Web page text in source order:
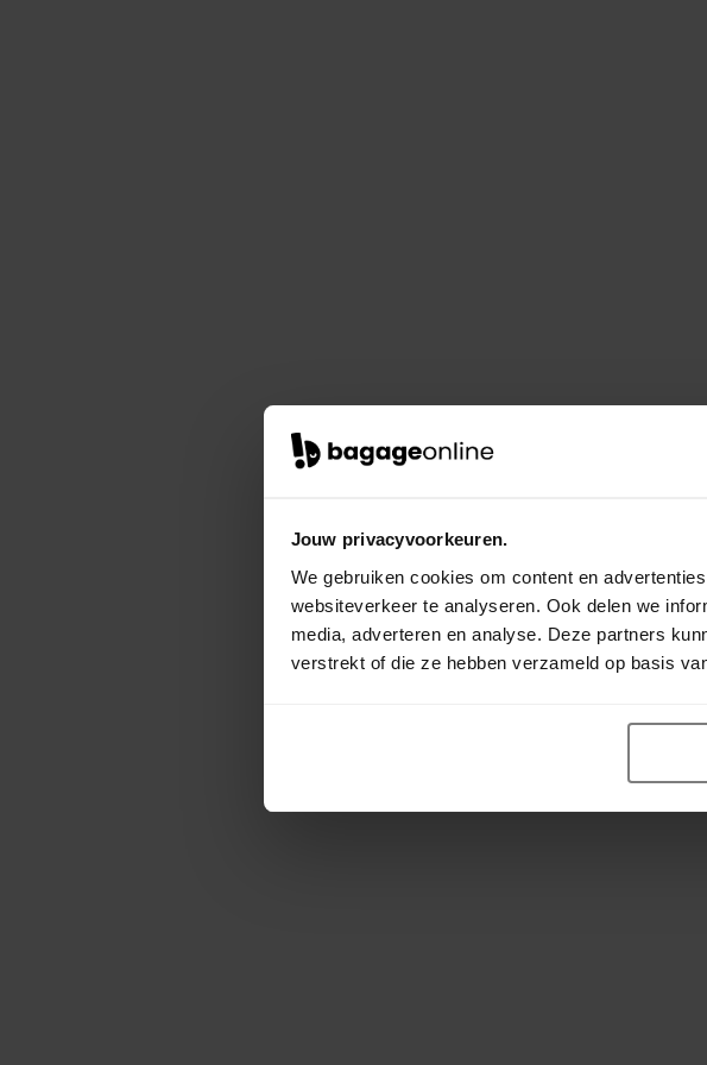
Jouw privacyvoorkeuren.
We gebruiken cookies om content en
websiteverkeer te analyseren. Ook delen we
media, adverteren en analyse. Deze partners
verstrekt of die ze hebben verzameld op basis